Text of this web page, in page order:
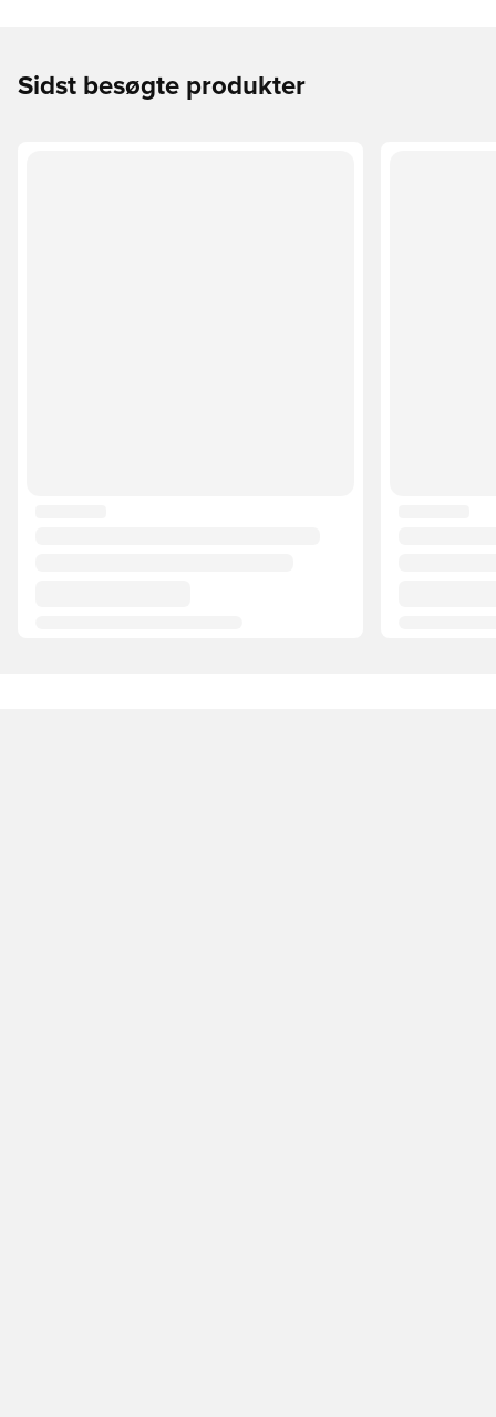
Sidst besøgte produkter